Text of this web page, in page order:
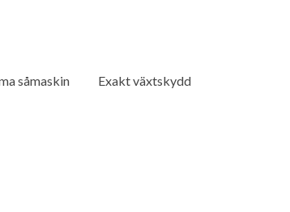
såmaskin Exakt växtskydd